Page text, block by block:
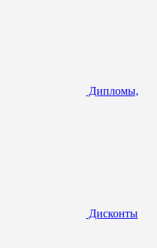
Дипломы,
Дисконты